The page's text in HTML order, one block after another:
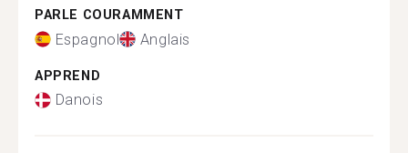
PARLE COURAMMENT
Espagnol Anglais
APPREND
Danois